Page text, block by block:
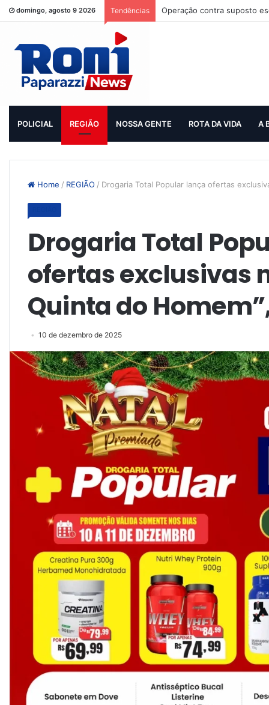
domingo, agosto 9 2026 Tendências Operação contra suposto
POLICIAL REGIÃO NOSSA GENTE ROTA DA VIDA A
Home / REGIÃO / Drogaria Total Popular lança ofertas
Drogaria Total
ofertas exclusivas
Quinta do
10 de dezembro de 2025